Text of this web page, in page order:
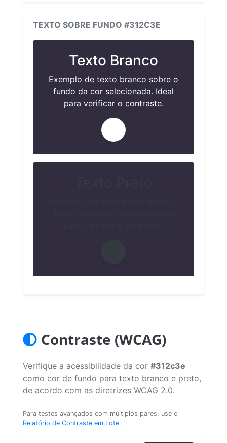
TEXTO SOBRE FUNDO #312C3E
Texto Branco
Exemplo de texto branco sobre o
fundo da cor selecionada. Ideal
para verificar o contraste.
Contraste (WCAG)
Verifique a acessibilidade da cor #312c3e
como cor de fundo para texto branco e preto,
de acordo com as diretrizes WCAG 2.0.
Para testes avançados com múltiplos pares, use o
Relatório de Contraste em Lote.